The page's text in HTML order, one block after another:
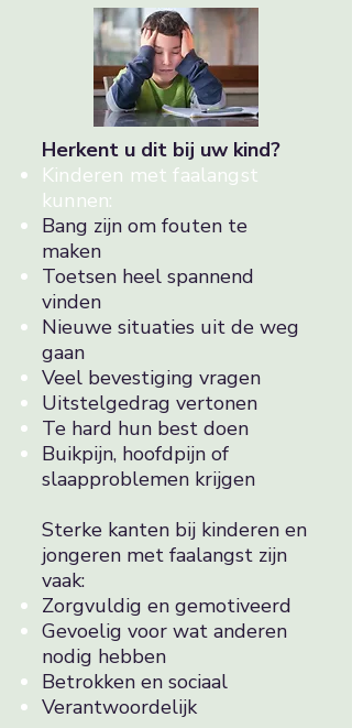
Herkent u dit bij uw kind?
Kinderen met faalangst
kunnen:
Bang zijn om fouten te
maken
Toetsen heel spannend
vinden
Nieuwe situaties uit de weg
gaan
Veel bevestiging vragen
Uitstelgedrag vertonen
Te hard hun best doen
Buikpijn, hoofdpijn of
slaapproblemen krijgen
Sterke kanten bij kinderen en
jongeren met faalangst zijn
vaak:
Zorgvuldig en gemotiveerd
Gevoelig voor wat anderen
nodig hebben
Betrokken en sociaal
Verantwoordelijk